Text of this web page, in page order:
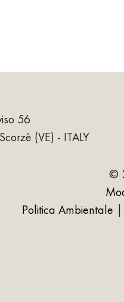
56
(VE) - ITALY
©
Politica Ambientale |